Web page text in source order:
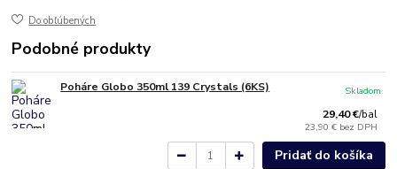
Do obľúbených
Podobné produkty
Poháre Globo 350ml 139 Crystals (6KS)
29,40 €/bal
23,90 € bez DPH
Skladom
Pridať do košíka